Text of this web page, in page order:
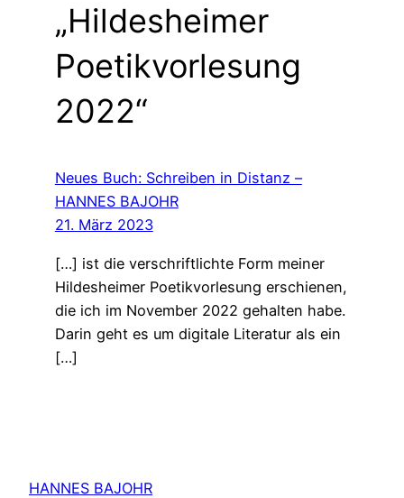
„Hildesheimer
Poetikvorlesung
2022“
Neues Buch: Schreiben in Distanz –
HANNES BAJOHR
21. März 2023
[…] ist die verschriftlichte Form meiner
Hildesheimer Poetikvorlesung erschienen,
die ich im November 2022 gehalten habe.
Darin geht es um digitale Literatur als ein
[…]
HANNES BAJOHR